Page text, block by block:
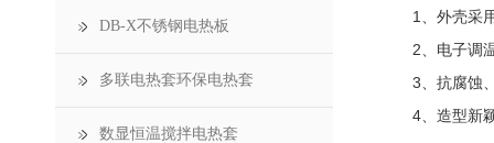
1、外壳采用优
2、电子调温，
3、抗腐蚀、
4、造型新颖
DB-X不锈钢电热板
多联电热套环保电热套
数显恒温搅拌电热套